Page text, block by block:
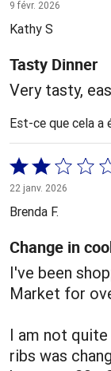
5
9 févr. 2026
Kathy S
Tasty Dinner
Very tasty,
Est-ce que cela a
Coté
2 sur
5
22 janv. 2026
Brenda F.
Change in
I've been
Market for
I am not
ribs was